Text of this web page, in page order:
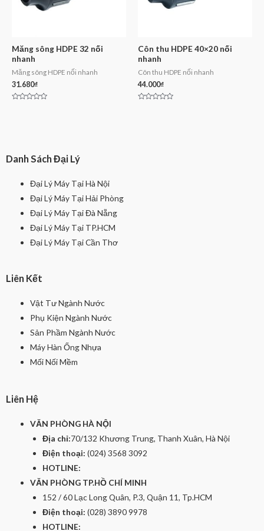
Măng sông HDPE 32 nối
nhanh
Măng sông HDPE nối nhanh
31.680₫
Côn thu HDPE 40×20 nối
nhanh
Côn thu HDPE nối nhanh
44.000₫
Danh Sách Đại Lý
Đại Lý Máy Tại Hà Nội
Đại Lý Máy Tại Hải Phòng
Đại Lý Máy Tại Đà Nẵng
Đại Lý Máy Tại TP.HCM
Đại Lý Máy Tại Cần Thơ
Liên Kết
Vật Tư Ngành Nước
Phụ Kiện Ngành Nước
Sản Phầm Ngành Nước
Máy Hàn Ống Nhựa
Mối Nối Mềm
Liên Hệ
VĂN PHÒNG HÀ NỘI
Địa chỉ:70/132 Khương Trung, Thanh Xuân, Hà Nội
Điện thoại: (024) 3568 3092
HOTLINE:
VĂN PHÒNG TP.HỒ CHÍ MINH
152 / 60 Lạc Long Quân, P.3, Quận 11, Tp.HCM
Điện thoại: (028) 3890 9978
HOTLINE: